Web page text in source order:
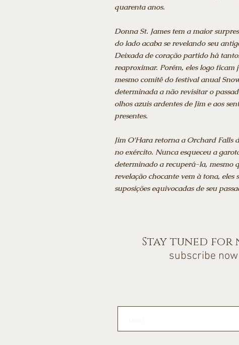
quarenta anos.
Donna St. James tem a maior
do lado acaba se revelando seu
Deixada de coração partido há
reaproximar. Porém, eles logo
mesmo comitê do festival anual
determinada a não revisitar o
olhos azuis ardentes de Jim e aos
presentes.
Jim O'Hara retorna a Orchard Falls
no exército. Nunca esqueceu a
determinado a recuperá-la, mesmo
revelação chocante vem à tona, eles
suposições equivocadas de seu
Stay tuned for
subscribe now